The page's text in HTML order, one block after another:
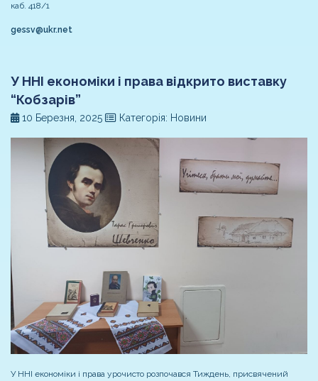
каб. 418/1
gessv@ukr.net
У ННІ економіки і права відкрито виставку
“Кобзарів”
10 Березня, 2025 Категорія: Новини
У ННІ економіки і права урочисто розпочався Тиждень, присвячений